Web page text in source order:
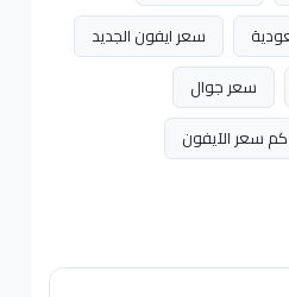
سعر ايفون الجديد
سعر جوال
كم سعر الآيفون